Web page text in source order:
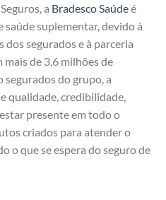
a Bradesco Saúdeé
suplementar, devido à
dos segurados e à parceria
mais de 3,6 milhões de
segurados do grupo, a
qualidade, credibilidade,
presente em todo o
criados para atender o
o que se espera do seguro de